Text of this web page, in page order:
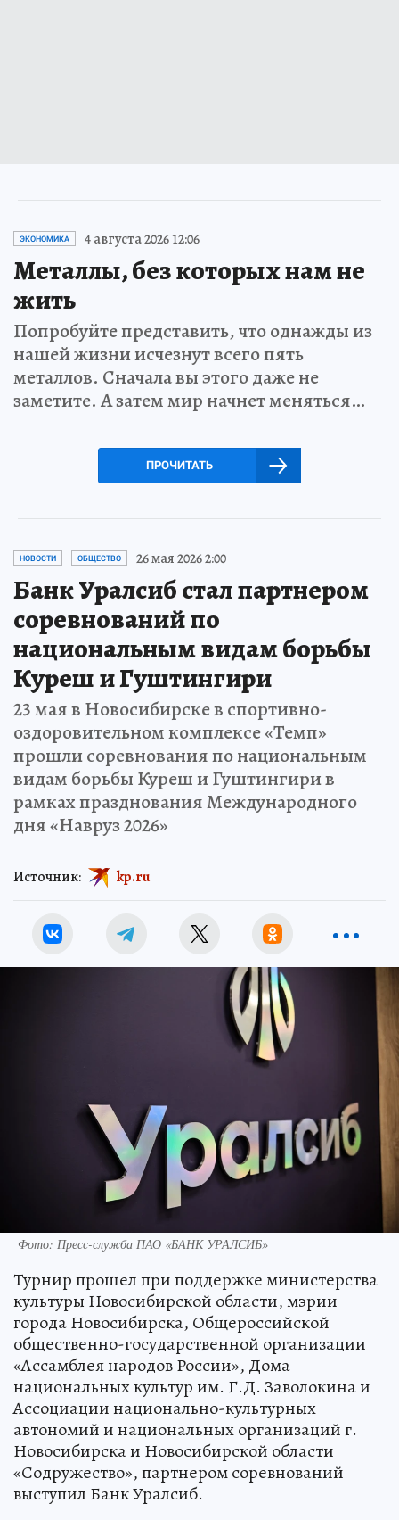
ЭКОНОМИКА 4 августа 2026 12:06
Металлы, без которых нам не
жить
Попробуйте представить, что однажды из
нашей жизни исчезнут всего пять
металлов. Сначала вы этого даже не
заметите. А затем мир начнет меняться…
ПРОЧИТАТЬ
НОВОСТИ ОБЩЕСТВО 26 мая 2026 2:00
Банк Уралсиб стал партнером
соревнований по
национальным видам борьбы
Куреш и Гуштингири
23 мая в Новосибирске в спортивно-
оздоровительном комплексе «Темп»
прошли соревнования по национальным
видам борьбы Куреш и Гуштингири в
рамках празднования Международного
дня «Навруз 2026»
Источник: kp.ru
Фото: Пресс-служба ПАО «БАНК УРАЛСИБ»
Турнир прошел при поддержке министерства
культуры Новосибирской области, мэрии
города Новосибирска, Общероссийской
общественно-государственной организации
«Ассамблея народов России», Дома
национальных культур им. Г.Д. Заволокина и
Ассоциации национально-культурных
автономий и национальных организаций г.
Новосибирска и Новосибирской области
«Содружество», партнером соревнований
выступил Банк Уралсиб.